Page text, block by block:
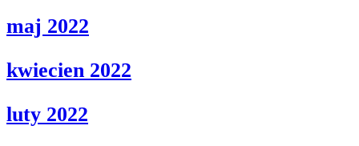
maj 2022
kwiecien 2022
luty 2022